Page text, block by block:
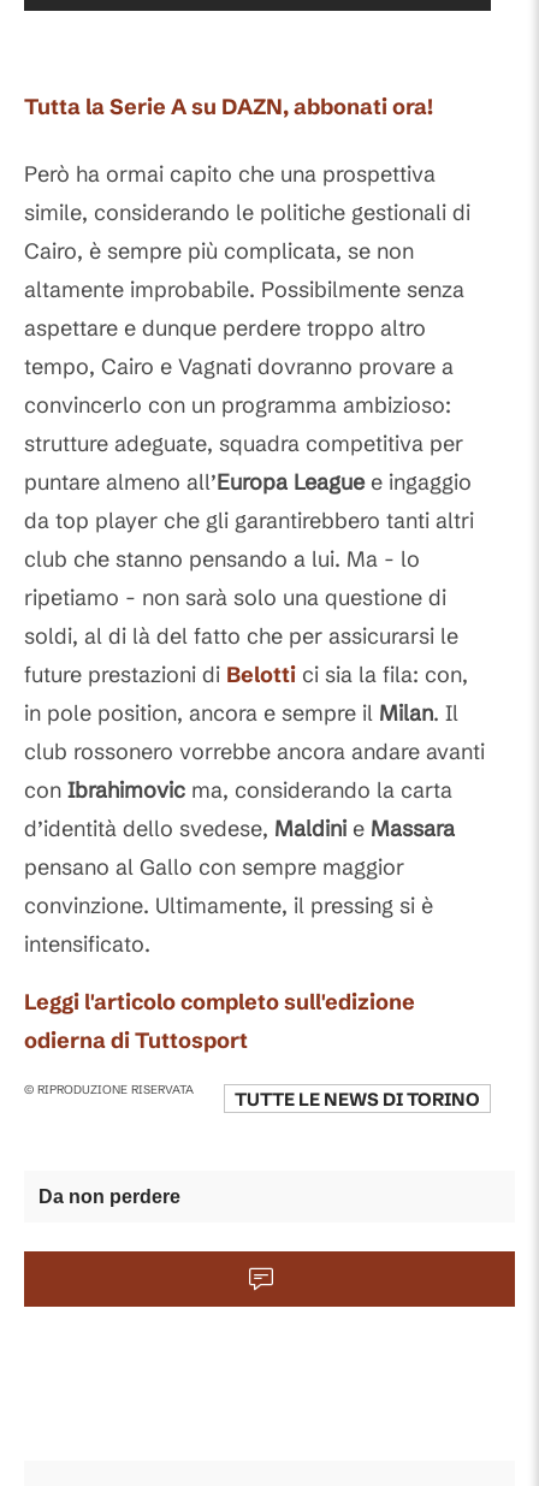
Tutta la Serie A su DAZN, abbonati ora!
Però ha ormai capito che una prospettiva
simile, considerando le politiche gestionali di
Cairo, è sempre più complicata, se non
altamente improbabile. Possibilmente senza
aspettare e dunque perdere troppo altro
tempo, Cairo e Vagnati dovranno provare a
convincerlo con un programma ambizioso:
strutture adeguate, squadra competitiva per
puntare almeno all’Europa Leaguee ingaggio
da top player che gli garantirebbero tanti altri
club che stanno pensando a lui. Ma - lo
ripetiamo - non sarà solo una questione di
soldi, al di là del fatto che per assicurarsi le
future prestazioni di Belotti ci sia la fila: con,
in pole position, ancora e sempre il Milan. Il
club rossonero vorrebbe ancora andare avanti
con Ibrahimovic ma, considerando la carta
d’identità dello svedese, Maldini e Massara
pensano al Gallo con sempre maggior
convinzione. Ultimamente, il pressing si è
intensificato.
Leggi l'articolo completo sull'edizione
odierna di Tuttosport
© RIPRODUZIONE RISERVATA TUTTE LE NEWS DITORINO
Da non perdere